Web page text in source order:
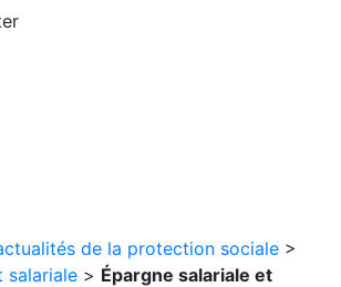
de la protection sociale >
salariale > Épargne salariale et